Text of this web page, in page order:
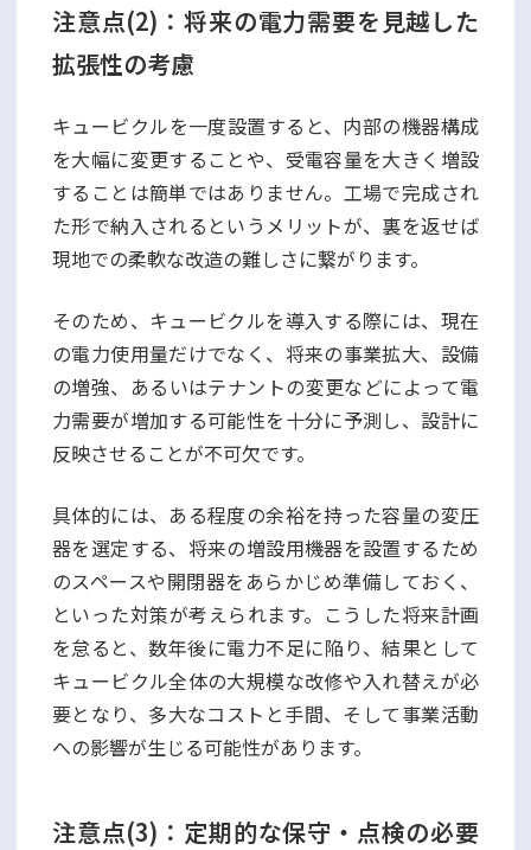
注意点(2)：将来の電力需要を見越した
拡張性の考慮
キュービクルを一度設置すると、内部の機器構成
を大幅に変更することや、受電容量を大きく増設
することは簡単ではありません。工場で完成され
た形で納入されるというメリットが、裏を返せば
現地での柔軟な改造の難しさに繋がります。
そのため、キュービクルを導入する際には、現在
の電力使用量だけでなく、将来の事業拡大、設備
の増強、あるいはテナントの変更などによって電
力需要が増加する可能性を十分に予測し、設計に
反映させることが不可欠です。
具体的には、ある程度の余裕を持った容量の変圧
器を選定する、将来の増設用機器を設置するため
のスペースや開閉器をあらかじめ準備しておく、
といった対策が考えられます。こうした将来計画
を怠ると、数年後に電力不足に陥り、結果として
キュービクル全体の大規模な改修や入れ替えが必
要となり、多大なコストと手間、そして事業活動
への影響が生じる可能性があります。
注意点(3)：定期的な保守・点検の必要